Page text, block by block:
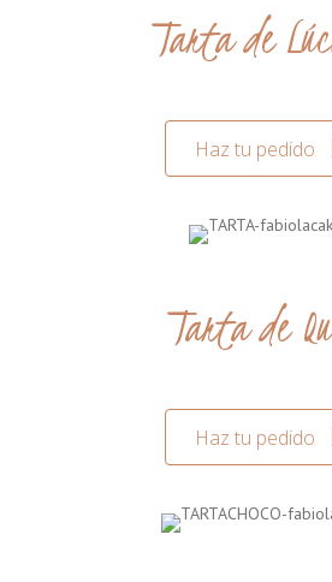
Tarta de
Haz tu pedido
Tarta de
Haz tu pedido